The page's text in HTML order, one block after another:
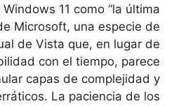
11 como “la última
Microsoft, una especie de
de Vista que, en lugar de
con el tiempo, parece
capas de complejidad y
La paciencia de los